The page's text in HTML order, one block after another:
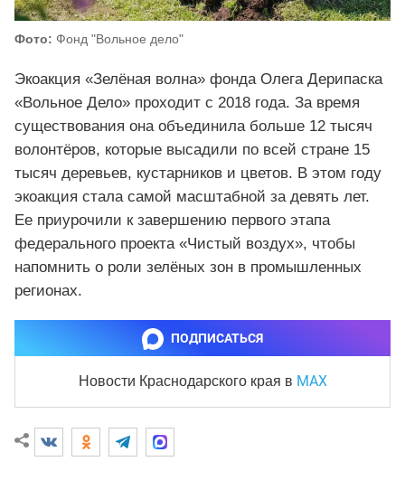
Фото: Фонд "Вольное дело"
Экоакция «Зелёная волна» фонда Олега Дерипаска
«Вольное Дело» проходит с 2018 года. За время
существования она объединила больше 12 тысяч
волонтёров, которые высадили по всей стране 15
тысяч деревьев, кустарников и цветов. В этом году
экоакция стала самой масштабной за девять лет.
Ее приурочили к завершению первого этапа
федерального проекта «Чистый воздух», чтобы
напомнить о роли зелёных зон в промышленных
регионах.
ПОДПИСАТЬСЯ
Новости Краснодарского края в MAX